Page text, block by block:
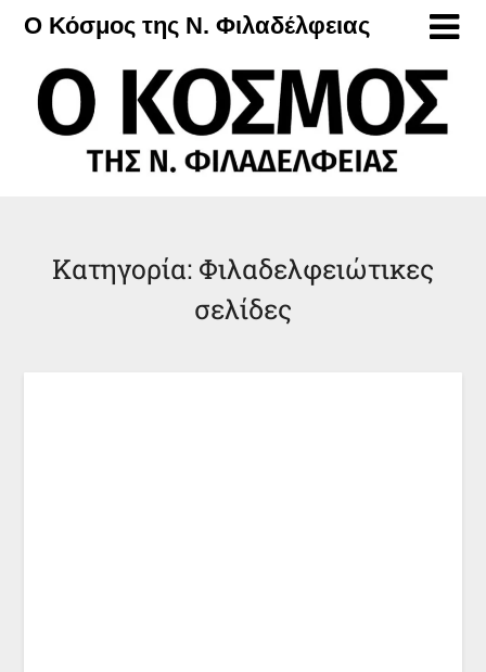
Μετάβαση
περιεχόμενο
Ο Κόσμος της Ν. Φιλαδέλφειας
Κατηγορία: Φιλαδελφειώτικες
σελίδες